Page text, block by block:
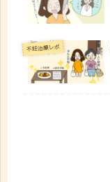
不妊治療レポ